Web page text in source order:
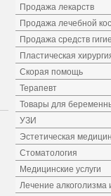
Продажа лекарств
Продажа лечебной
Продажа средств
Пластическая
Скорая помощь
Терапевт
Товары для
УЗИ
Эстетическая
Стоматология
Медицинские услуги
Лечение алкоголизма